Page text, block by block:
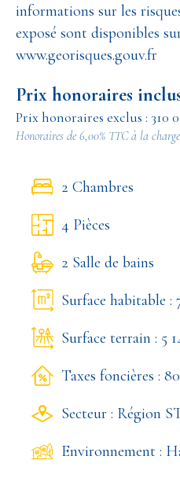
informations sur les
exposé sont disponibles
www.georisques.gouv.fr
Prix honoraires
Prix honoraires exclus : 310
Honoraires de 6,00% TTC à la
2 Chambres
4 Pièces
2 Salle de bains
Surface habitable :
Surface terrain : 5
Taxes foncières :
Secteur : Région
Environnement :